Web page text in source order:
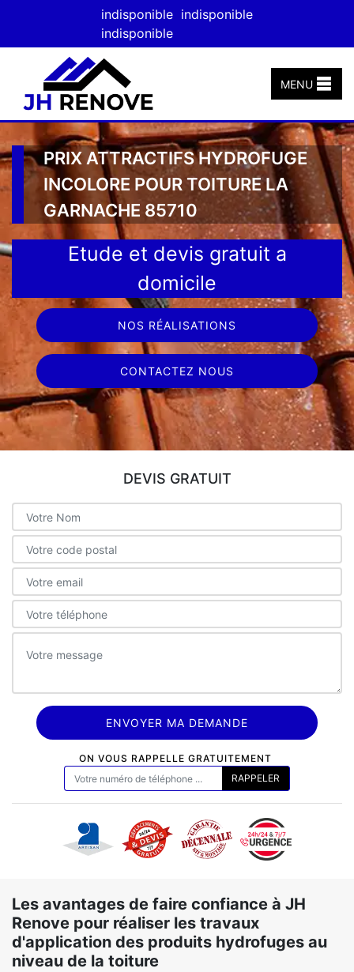
indisponible indisponible
indisponible
MENU
PRIX ATTRACTIFS HYDROFUGE
INCOLORE POUR TOITURE LA
GARNACHE 85710
Etude et devis gratuit a
domicile
NOS RÉALISATIONS
CONTACTEZ NOUS
DEVIS GRATUIT
ON VOUS RAPPELLE GRATUITEMENT
Les avantages de faire confiance à JH
Renove pour réaliser les travaux
d'application des produits hydrofuges au
niveau de la toiture